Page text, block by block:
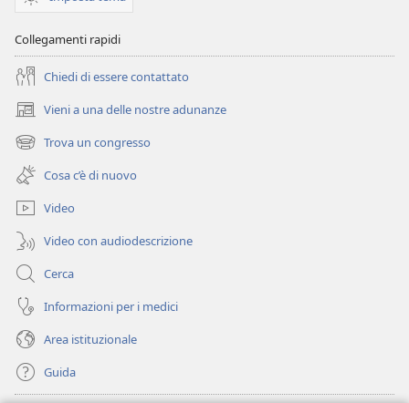
Collegamenti rapidi
Chiedi di essere contattato
Vieni a una delle nostre adunanze
(apre
una
nuova
finestra)
Trova un congresso
(apre
una
nuova
finestra)
Cosa c’è di nuovo
Video
Video con audiodescrizione
Cerca
Informazioni per i medici
Area istituzionale
Guida